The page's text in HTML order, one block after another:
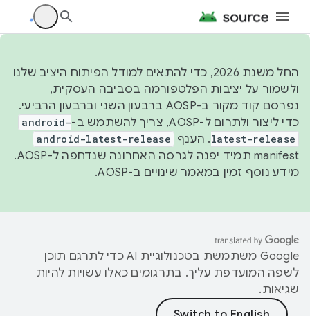
החל משנת 2026, כדי להתאים למודל הפיתוח היציב שלנו
ולשמור על יציבות הפלטפורמה בסביבה העסקית,
נפרסם קוד מקור ב-AOSP ברבעון השני וברבעון הרביעי.
כדי ליצור ולתרום ל-AOSP, צריך להשתמש ב-
android-
latest-release. הענף android-latest-release
manifest תמיד יפנה לגרסה האחרונה שנדחפה ל-AOSP.
מידע נוסף זמין במאמר שינויים ב-AOSP .
‫Google משתמשת בטכנולוגיית AI כדי לתרגם תוכן
לשפה המועדפת עליך. בתרגומים כאלו עשויות להיות
שגיאות.